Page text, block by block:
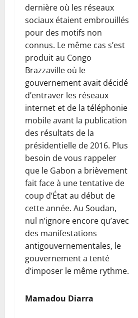
dernière où les réseaux
sociaux étaient embrouillés
pour des motifs non
connus. Le même cas s’est
produit au Congo
Brazzaville où le
gouvernement avait décidé
d’entraver les réseaux
internet et de la téléphonie
mobile avant la publication
des résultats de la
présidentielle de 2016. Plus
besoin de vous rappeler
que le Gabon a brièvement
fait face à une tentative de
coup d’État au début de
cette année. Au Soudan,
nul n’ignore encore qu’avec
des manifestations
antigouvernementales, le
gouvernement a tenté
d’imposer le même rythme.
Mamadou Diarra